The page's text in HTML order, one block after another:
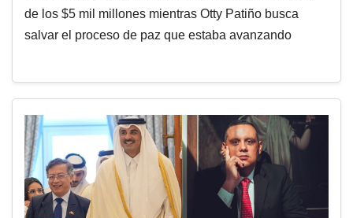
de los $5 mil millones mientras Otty Patiño busca
salvar el proceso de paz que estaba avanzando